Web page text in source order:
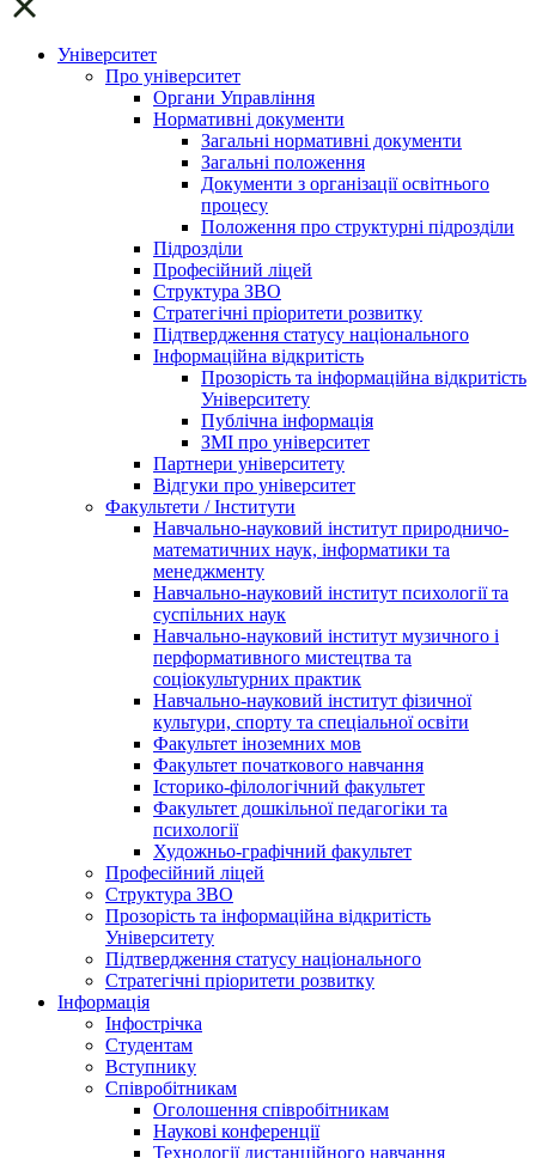
Університет
Про університет
Органи Управління
Нормативні документи
Загальні нормативні документи
Загальні положення
Документи з організації освітнього
процесу
Положення про структурні підрозділи
Підрозділи
Професійний ліцей
Структура ЗВО
Стратегічні пріоритети розвитку
Підтвердження статусу національного
Інформаційна відкритість
Прозорість та інформаційна відкритість
Університету
Публічна інформація
ЗМІ про університет
Партнери університету
Відгуки про університет
Факультети / Інститути
Навчально-науковий інститут природничо-
математичних наук, інформатики та
менеджменту
Навчально-науковий інститут психології та
суспільних наук
Навчально-науковий інститут музичного і
перформативного мистецтва та
соціокультурних практик
Навчально-науковий інститут фізичної
культури, спорту та спеціальної освіти
Факультет іноземних мов
Факультет початкового навчання
Історико-філологічний факультет
Факультет дошкільної педагогіки та
психології
Художньо-графічний факультет
Професійний ліцей
Структура ЗВО
Прозорість та інформаційна відкритість
Університету
Підтвердження статусу національного
Стратегічні пріоритети розвитку
Інформація
Інфострічка
Студентам
Вступнику
Співробітникам
Оголошення співробітникам
Наукові конференції
Технології дистанційного навчання